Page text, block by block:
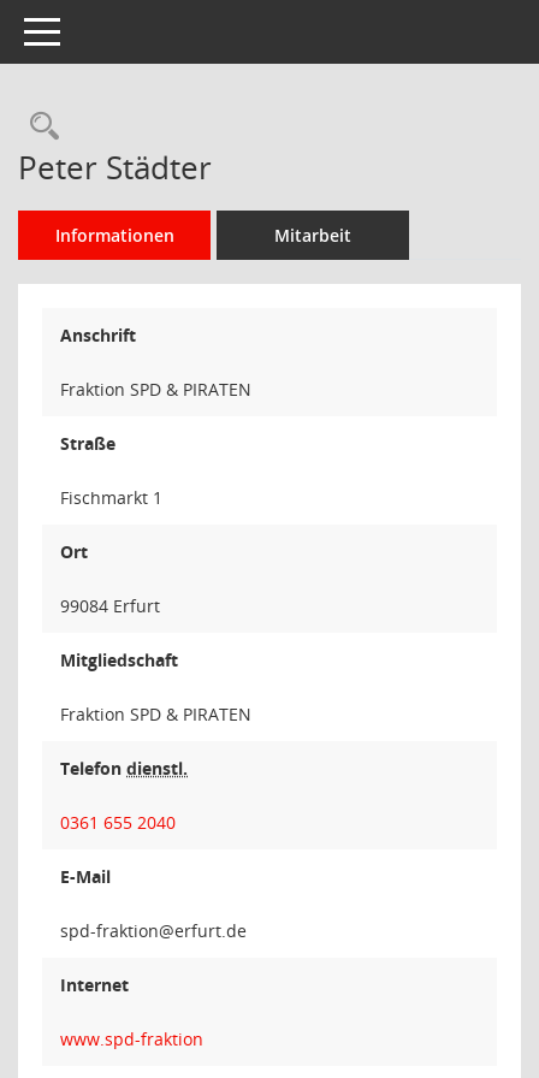
Toggle navigation
Rechercheauswahl
Peter Städter
Informationen Mitarbeit
Anschrift
Fraktion SPD & PIRATEN
Straße
Fischmarkt 1
Ort
99084 Erfurt
Mitgliedschaft
Fraktion SPD & PIRATEN
Telefon dienstl.
0361 655 2040
E-Mail
noitka
Internet
www.spd-fraktion